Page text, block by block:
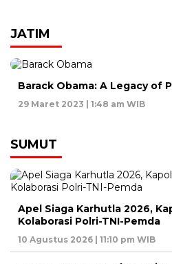
JATIM
Barack Obama: A Legacy of
29 Maret 2023 | 1:48 am WIB
SUMUT
Apel Siaga Karhutla 2026,
Kolaborasi Polri-TNI-Pemda
10 Agustus 2026 | 11:10 pm WIB